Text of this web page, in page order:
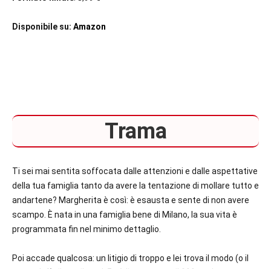
Disponibile su: Amazon
Trama
Ti sei mai sentita soffocata dalle attenzioni e dalle aspettative
della tua famiglia tanto da avere la tentazione di mollare tutto e
andartene? Margherita è così: è esausta e sente di non avere
scampo. È nata in una famiglia bene di Milano, la sua vita è
programmata fin nel minimo dettaglio.
Poi accade qualcosa: un litigio di troppo e lei trova il modo (o il